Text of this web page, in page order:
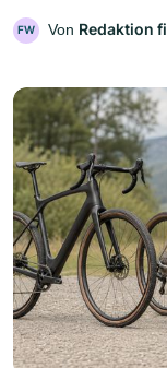
FW Von Redaktion